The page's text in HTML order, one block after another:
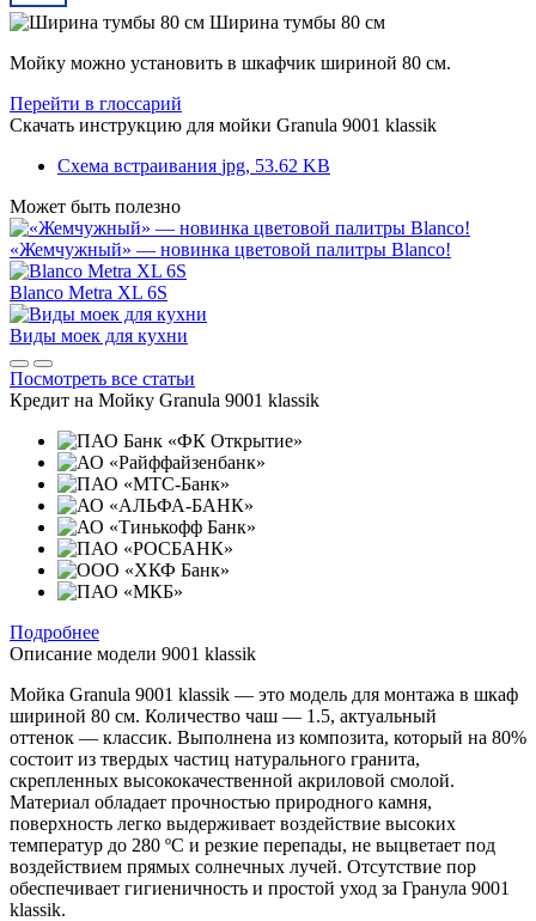
Ширина тумбы 80 см
Мойку можно установить в шкафчик шириной 80 см.
Перейти в глоссарий
Скачать инструкцию для мойки Granula 9001 klassik
Схема встраивания jpg, 53.62 KB
Может быть полезно
«Жемчужный» — новинка цветовой палитры Blanco!
Blanco Metra XL 6S
Виды моек для кухни
Посмотреть все статьи
Кредит на Мойку Granula 9001 klassik
Подробнее
Описание модели 9001 klassik
Мойка Granula 9001 klassik — это модель для монтажа в шкаф
шириной 80 см. Количество чаш — 1.5, актуальный
оттенок — классик. Выполнена из композита, который на 80%
состоит из твердых частиц натурального гранита,
скрепленных высококачественной акриловой смолой.
Материал обладает прочностью природного камня,
поверхность легко выдерживает воздействие высоких
температур до 280 ºС и резкие перепады, не выцветает под
воздействием прямых солнечных лучей. Отсутствие пор
обеспечивает гигиеничность и простой уход за Гранула 9001
klassik.